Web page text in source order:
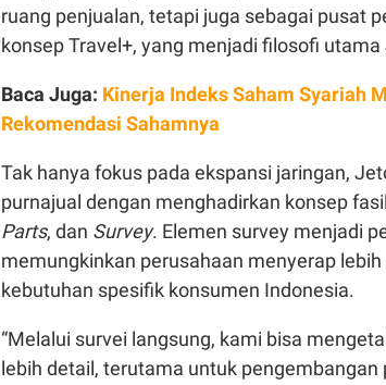
ruang penjualan, tetapi juga sebagai pusat
konsep Travel+, yang menjadi filosofi utama
Baca Juga: Kinerja Indeks Saham Syariah
Rekomendasi Sahamnya
Tak hanya fokus pada ekspansi jaringan,
purnajual dengan menghadirkan konsep
Parts, dan Survey. Elemen survey menjadi
memungkinkan perusahaan menyerap
kebutuhan spesifik konsumen Indonesia.
“Melalui survei langsung, kami bisa
lebih detail, terutama untuk pengembangan